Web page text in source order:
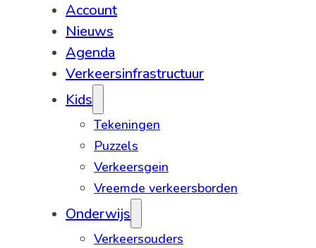
Account
Nieuws
Agenda
Verkeersinfrastructuur
Kids
Tekeningen
Puzzels
Verkeersgein
Vreemde verkeersborden
Onderwijs
Verkeersouders